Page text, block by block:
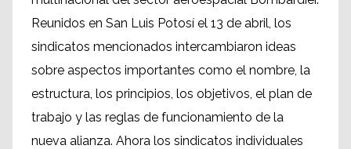
Reunidos en San Luis Potosí el 13 de abril, los
sindicatos mencionados intercambiaron ideas
sobre aspectos importantes como el nombre, la
estructura, los principios, los objetivos, el plan de
trabajo y las reglas de funcionamiento de la
nueva alianza. Ahora los sindicatos individuales